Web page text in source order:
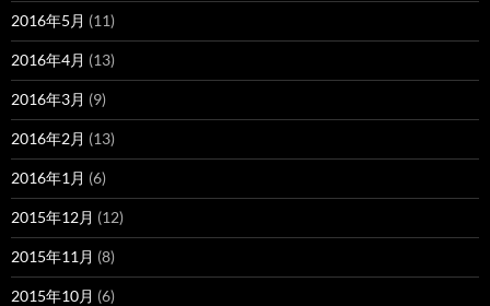
2016年5月 (11)
2016年4月 (13)
2016年3月 (9)
2016年2月 (13)
2016年1月 (6)
2015年12月 (12)
2015年11月 (8)
2015年10月 (6)